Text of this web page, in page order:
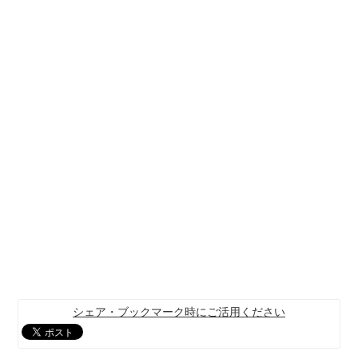
シェア・ブックマーク時にご活用ください